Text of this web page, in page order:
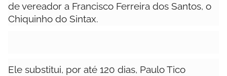
de vereador a Francisco Ferreira dos Santos, o
Chiquinho do Sintax.
Ele substitui, por até 120 dias, Paulo Tico